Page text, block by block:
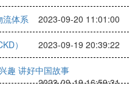
流体系 2023-09-20 11:01:00
） 2023-09-19 20:39:22
趣 讲好中国故事
2023-09-19 16:59:31